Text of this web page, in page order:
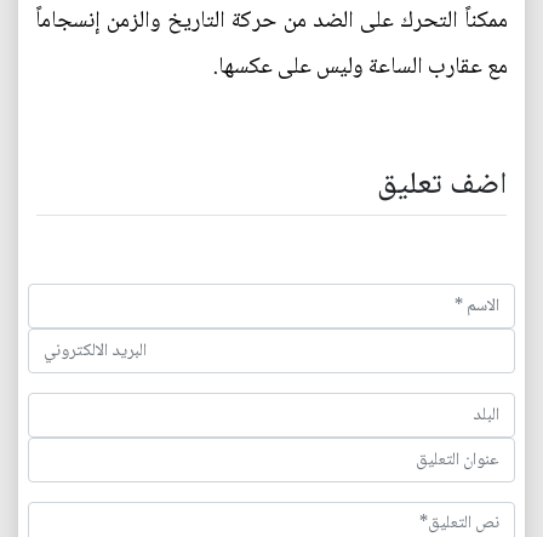
ممكناً التحرك على الضد من حركة التاريخ والزمن إنسجاماً
مع عقارب الساعة وليس على عكسها.
اضف تعليق